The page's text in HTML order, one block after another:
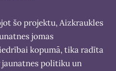
šo projektu, Aizkraukles
jomas
kopumā, tika radīta
politiku un